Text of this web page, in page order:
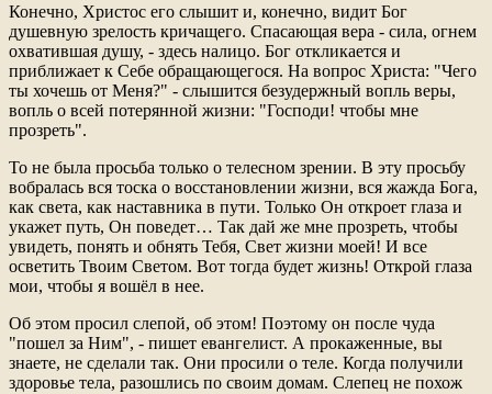
Конечно, Христос его слышит и, конечно, видит Бог
душевную зрелость кричащего. Спасающая вера - сила, огнем
охватившая душу, - здесь налицо. Бог откликается и
приближает к Себе обращающегося. На вопрос Христа: "Чего
ты хочешь от Меня?" - слышится безудержный вопль веры,
вопль о всей потерянной жизни: "Господи! чтобы мне
прозреть".
То не была просьба только о телесном зрении. В эту просьбу
вобралась вся тоска о восстановлении жизни, вся жажда Бога,
как света, как наставника в пути. Только Он откроет глаза и
укажет путь, Он поведет… Так дай же мне прозреть, чтобы
увидеть, понять и обнять Тебя, Свет жизни моей! И все
осветить Твоим Светом. Вот тогда будет жизнь! Открой глаза
мои, чтобы я вошёл в нее.
Об этом просил слепой, об этом! Поэтому он после чуда
"пошел за Ним", - пишет евангелист. А прокаженные, вы
знаете, не сделали так. Они просили о теле. Когда получили
здоровье тела, разошлись по своим домам. Слепец не похож